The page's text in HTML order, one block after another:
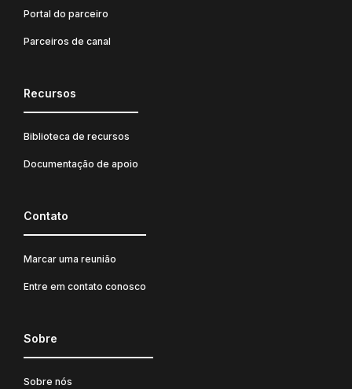
Portal do parceiro
Parceiros de canal
Recursos
Biblioteca de recursos
Documentação de apoio
Contato
Marcar uma reunião
Entre em contato conosco
Sobre
Sobre nós